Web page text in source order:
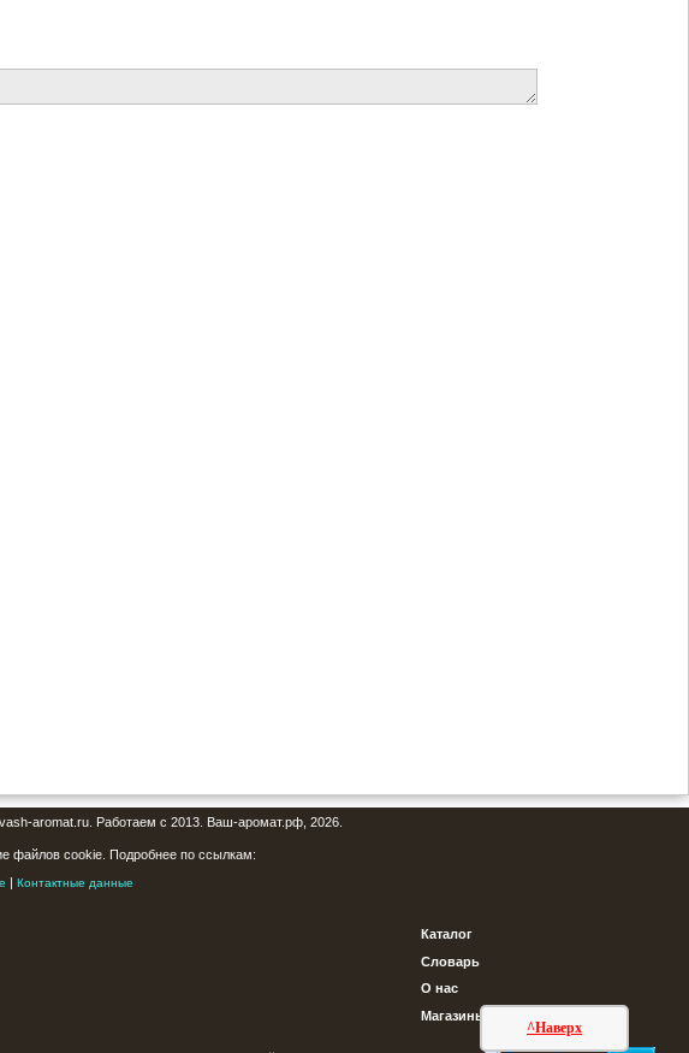
^Наверх
aromat.ru. Работаем с 2013. Ваш-аромат.рф, 2026.
файлов cookie. Подробнее по ссылкам:
| Контактные данные
Каталог
Словарь
О нас
Магазины